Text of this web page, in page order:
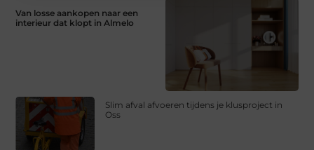
Van losse aankopen naar een
interieur dat klopt in Almelo
Slim afval afvoeren tijdens je klusproject in
Oss